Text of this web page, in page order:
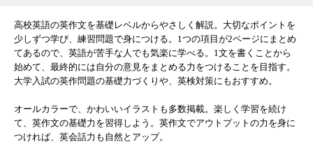
高校英語の英作文を基礎レベルからやさしく解説。大切なポイントを
少しずつ学び、練習問題で身につける。1つの項目が2ページにまとめ
てあるので、英語が苦手な人でも気楽に学べる。1文を書くことから
始めて、最終的には自分の意見をまとめる力をつけることを目指す。
大学入試の英作問題の基礎力づくりや、英検対策にもおすすめ。
オールカラーで、かわいいイラストも多数掲載。楽しく学習を続け
て、英作文の基礎力を習得しよう。英作文でアウトプットの力を身に
つければ、英会話力も自然とアップ。